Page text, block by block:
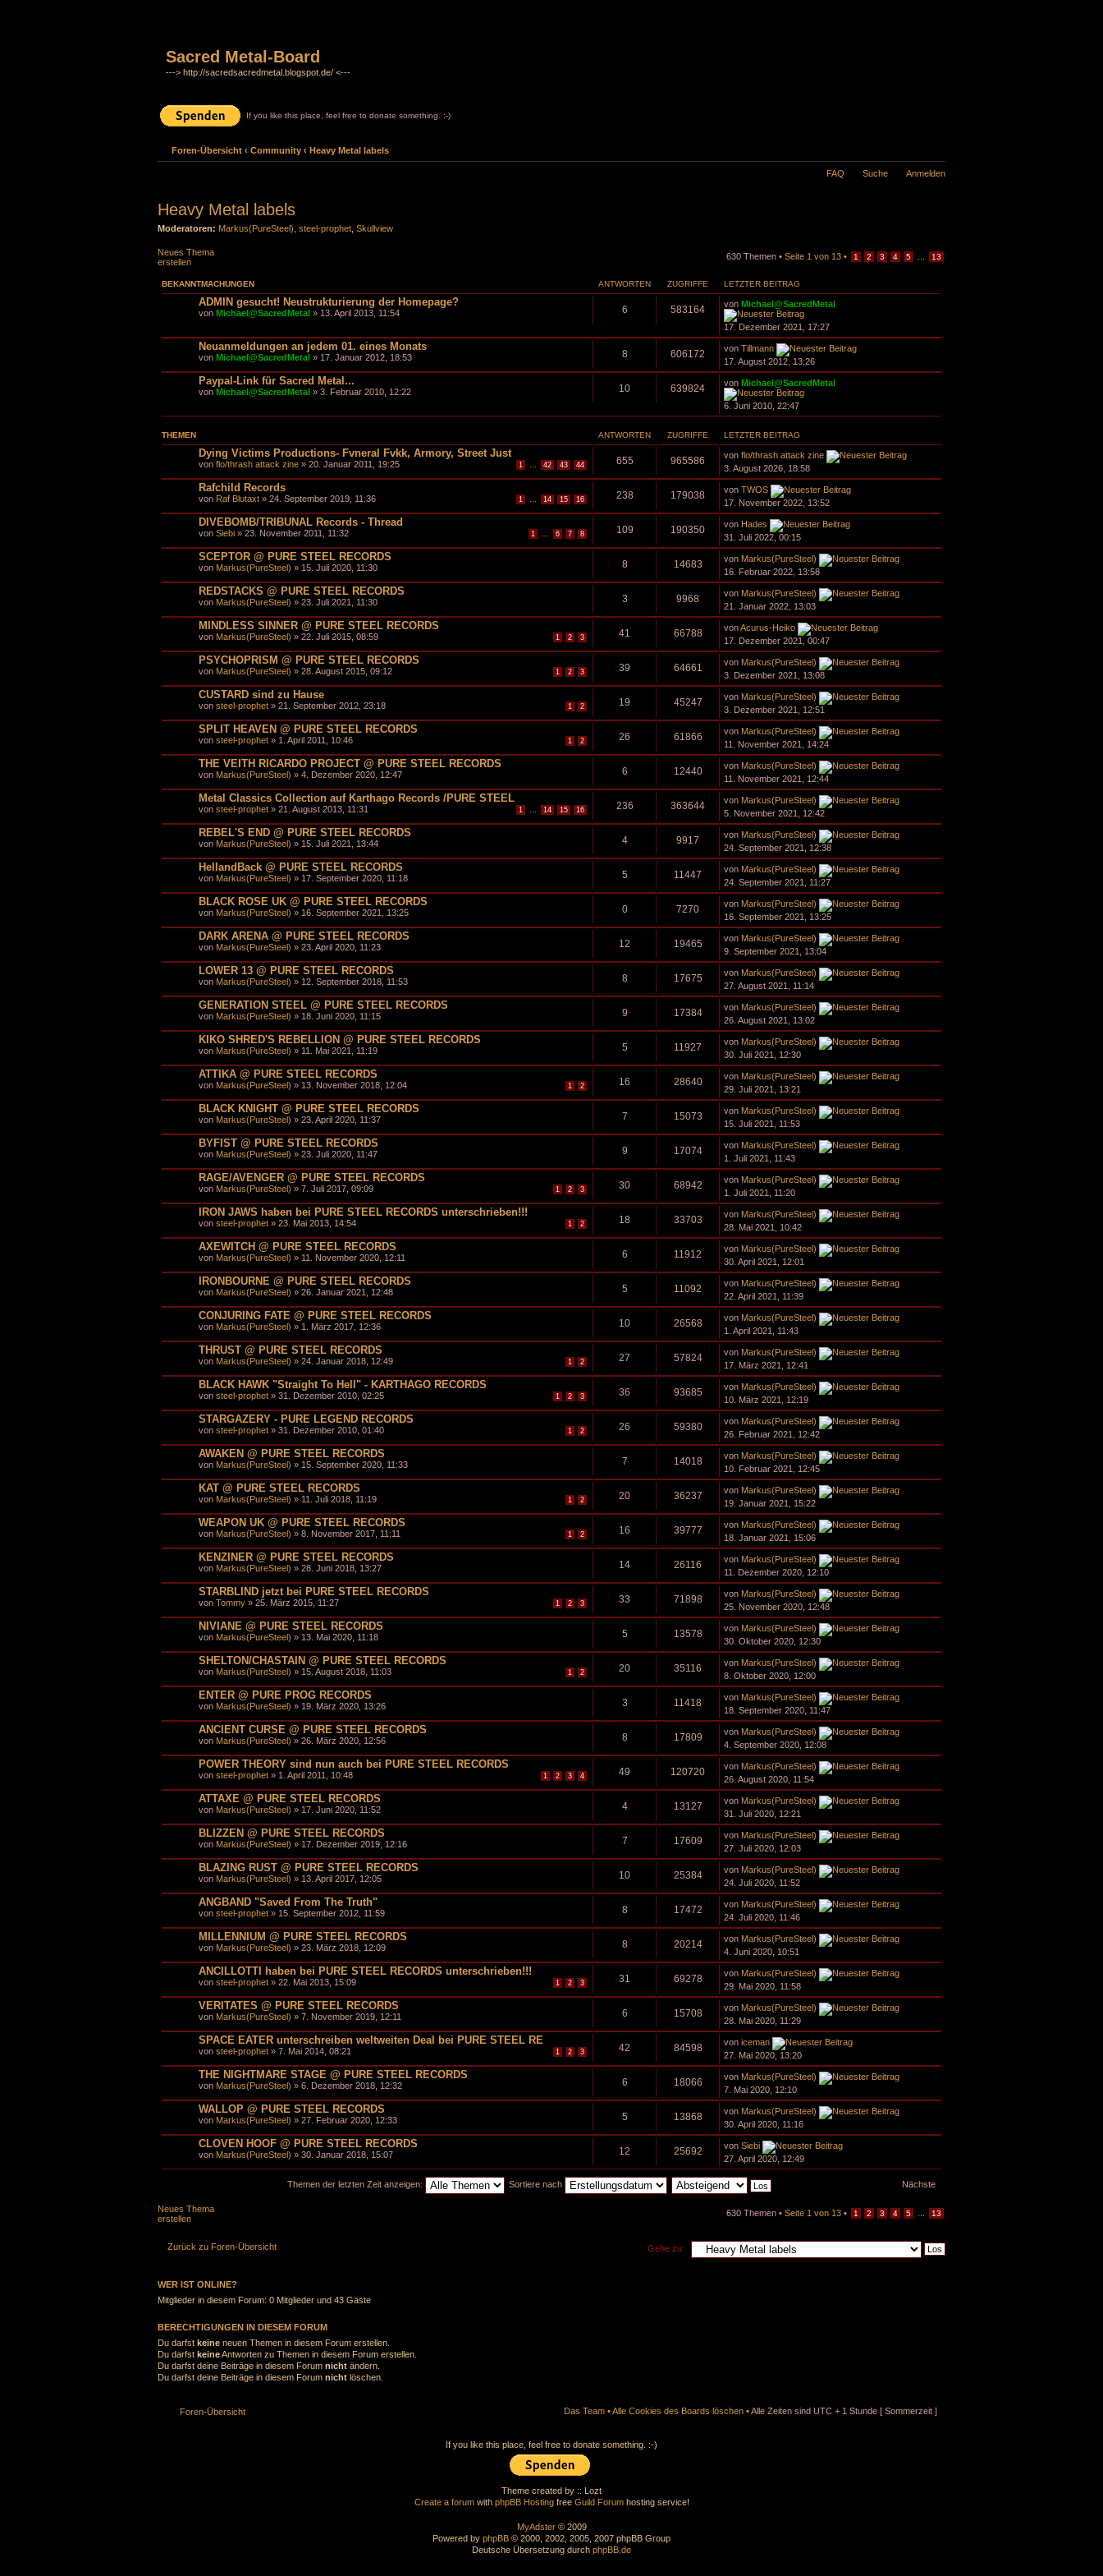
Sacred Metal-Board
---> http://sacredsacredmetal.blogspot.de/ <---
If you like this place, feel free to donate something. :-)
Foren-Übersicht ‹ Community ‹ Heavy Metal labels
FAQ Suche Anmelden
Heavy Metal labels
Moderatoren: Markus(PureSteel) steel-prophet Skullview
Neues Thema
erstellen
630 Themen • Seite 1 von 13 • 1 2 3 4 5 13
BEKANNTMACHUNGEN ANTWORTEN ZUGRIFFE LETZTER BEITRAG
ADMIN gesucht! Neustrukturierung der Homepage?
von Michael@SacredMetal » 13. April 2013, 11:54 6 583164 von Michael@SacredMetal
17. Dezember 2021, 17:27
Neuanmeldungen an jedem 01. eines Monats
von Michael@SacredMetal » 17. Januar 2012, 18:53 8 606172 von Tillmann
17. August 2012, 13:26
Paypal-Link für Sacred Metal...
von Michael@SacredMetal » 3. Februar 2010, 12:22 10 639824 von Michael@SacredMetal
6. Juni 2010, 22:47
THEMEN ANTWORTEN ZUGRIFFE LETZTER BEITRAG
Dying Victims Productions- Fvneral Fvkk, Armory, Street Just
1 42 43 44
von flo/thrash attack zine » 20. Januar 2011, 19:25 655 965586 von flo/thrash attack zine
3. August 2026, 18:58
Rafchild Records
1 14 15 16
von Raf Blutaxt » 24. September 2019, 11:36 238 179038 von TWOS
17. November 2022, 13:52
DIVEBOMB/TRIBUNAL Records - Thread
1 6 7 8
von Siebi » 23. November 2011, 11:32 109 190350 von Hades
31. Juli 2022, 00:15
SCEPTOR @ PURE STEEL RECORDS
von Markus(PureSteel) » 15. Juli 2020, 11:30 8 14683 von Markus(PureSteel)
16. Februar 2022, 13:58
REDSTACKS @ PURE STEEL RECORDS
von Markus(PureSteel) » 23. Juli 2021, 11:30 3 9968 von Markus(PureSteel)
21. Januar 2022, 13:03
MINDLESS SINNER @ PURE STEEL RECORDS
1 2 3
von Markus(PureSteel) » 22. Juli 2015, 08:59 41 66788 vonAcurus-Heiko
17. Dezember 2021, 00:47
PSYCHOPRISM @ PURE STEEL RECORDS
1 2 3
von Markus(PureSteel) » 28. August 2015, 09:12 39 64661 von Markus(PureSteel)
3. Dezember 2021, 13:08
CUSTARD sind zu Hause
1 2
von steel-prophet » 21. September 2012, 23:18 19 45247 von Markus(PureSteel)
3. Dezember 2021, 12:51
SPLIT HEAVEN @ PURE STEEL RECORDS
1 2
von steel-prophet » 1. April 2011, 10:46 26 61866 von Markus(PureSteel)
11. November 2021, 14:24
THE VEITH RICARDO PROJECT @ PURE STEEL RECORDS
von Markus(PureSteel) » 4. Dezember 2020, 12:47 6 12440 von Markus(PureSteel)
11. November 2021, 12:44
Metal Classics Collection auf Karthago Records /PURE STEEL
1 14 15 16
von steel-prophet » 21. August 2013, 11:31 236 363644 von Markus(PureSteel)
5. November 2021, 12:42
REBEL'S END @ PURE STEEL RECORDS
von Markus(PureSteel) » 15. Juli 2021, 13:44 4 9917 von Markus(PureSteel)
24. September 2021, 12:38
HellandBack @ PURE STEEL RECORDS
von Markus(PureSteel) » 17. September 2020, 11:18 5 11447 von Markus(PureSteel)
24. September 2021, 11:27
BLACK ROSE UK @ PURE STEEL RECORDS
von Markus(PureSteel) » 16. September 2021, 13:25 0 7270 von Markus(PureSteel)
16. September 2021, 13:25
DARK ARENA @ PURE STEEL RECORDS
von Markus(PureSteel) » 23. April 2020, 11:23 12 19465 von Markus(PureSteel)
9. September 2021, 13:04
LOWER 13 @ PURE STEEL RECORDS
von Markus(PureSteel) » 12. September 2018, 11:53 8 17675 von Markus(PureSteel)
27. August 2021, 11:14
GENERATION STEEL @ PURE STEEL RECORDS
von Markus(PureSteel) » 18. Juni 2020, 11:15 9 17384 von Markus(PureSteel)
26. August 2021, 13:02
KIKO SHRED'S REBELLION @ PURE STEEL RECORDS
von Markus(PureSteel) » 11. Mai 2021, 11:19 5 11927 von Markus(PureSteel)
30. Juli 2021, 12:30
ATTIKA @ PURE STEEL RECORDS
1 2
von Markus(PureSteel) » 13. November 2018, 12:04 16 28640 von Markus(PureSteel)
29. Juli 2021, 13:21
BLACK KNIGHT @ PURE STEEL RECORDS
von Markus(PureSteel) » 23. April 2020, 11:37 7 15073 von Markus(PureSteel)
15. Juli 2021, 11:53
BYFIST @ PURE STEEL RECORDS
von Markus(PureSteel) » 23. Juli 2020, 11:47 9 17074 von Markus(PureSteel)
1. Juli 2021, 11:43
RAGE/AVENGER @ PURE STEEL RECORDS
1 2 3
von Markus(PureSteel) » 7. Juli 2017, 09:09 30 68942 von Markus(PureSteel)
1. Juli 2021, 11:20
IRON JAWS haben bei PURE STEEL RECORDS unterschrieben!!!
1 2
von steel-prophet » 23. Mai 2013, 14:54 18 33703 von Markus(PureSteel)
28. Mai 2021, 10:42
AXEWITCH @ PURE STEEL RECORDS
von Markus(PureSteel) » 11. November 2020, 12:11 6 11912 von Markus(PureSteel)
30. April 2021, 12:01
IRONBOURNE @ PURE STEEL RECORDS
von Markus(PureSteel) » 26. Januar 2021, 12:48 5 11092 von Markus(PureSteel)
22. April 2021, 11:39
CONJURING FATE @ PURE STEEL RECORDS
von Markus(PureSteel) » 1. März 2017, 12:36 10 26568 von Markus(PureSteel)
1. April 2021, 11:43
THRUST @ PURE STEEL RECORDS
1 2
von Markus(PureSteel) » 24. Januar 2018, 12:49 27 57824 von Markus(PureSteel)
17. März 2021, 12:41
BLACK HAWK "Straight To Hell" - KARTHAGO RECORDS
1 2 3
von steel-prophet » 31. Dezember 2010, 02:25 36 93685 von Markus(PureSteel)
10. März 2021, 12:19
STARGAZERY - PURE LEGEND RECORDS
1 2
von steel-prophet » 31. Dezember 2010, 01:40 26 59380 von Markus(PureSteel)
26. Februar 2021, 12:42
AWAKEN @ PURE STEEL RECORDS
von Markus(PureSteel) » 15. September 2020, 11:33 7 14018 von Markus(PureSteel)
10. Februar 2021, 12:45
KAT @ PURE STEEL RECORDS
1 2
von Markus(PureSteel) » 11. Juli 2018, 11:19 20 36237 von Markus(PureSteel)
19. Januar 2021, 15:22
WEAPON UK @ PURE STEEL RECORDS
1 2
von Markus(PureSteel) » 8. November 2017, 11:11 16 39777 von Markus(PureSteel)
18. Januar 2021, 15:06
KENZINER @ PURE STEEL RECORDS
von Markus(PureSteel) » 28. Juni 2018, 13:27 14 26116 von Markus(PureSteel)
11. Dezember 2020, 12:10
STARBLIND jetzt bei PURE STEEL RECORDS
1 2 3
von Tommy » 25. März 2015, 11:27 33 71898 von Markus(PureSteel)
25. November 2020, 12:48
NIVIANE @ PURE STEEL RECORDS
von Markus(PureSteel) » 13. Mai 2020, 11:18 5 13578 von Markus(PureSteel)
30. Oktober 2020, 12:30
SHELTON/CHASTAIN @ PURE STEEL RECORDS
1 2
von Markus(PureSteel) » 15. August 2018, 11:03 20 35116 von Markus(PureSteel)
8. Oktober 2020, 12:00
ENTER @ PURE PROG RECORDS
von Markus(PureSteel) » 19. März 2020, 13:26 3 11418 von Markus(PureSteel)
18. September 2020, 11:47
ANCIENT CURSE @ PURE STEEL RECORDS
von Markus(PureSteel) » 26. März 2020, 12:56 8 17809 von Markus(PureSteel)
4. September 2020, 12:08
POWER THEORY sind nun auch bei PURE STEEL RECORDS
1 2 3 4
von steel-prophet » 1. April 2011, 10:48 49 120720 von Markus(PureSteel)
26. August 2020, 11:54
ATTAXE @ PURE STEEL RECORDS
von Markus(PureSteel) » 17. Juni 2020, 11:52 4 13127 von Markus(PureSteel)
31. Juli 2020, 12:21
BLIZZEN @ PURE STEEL RECORDS
von Markus(PureSteel) » 17. Dezember 2019, 12:16 7 17609 von Markus(PureSteel)
27. Juli 2020, 12:03
BLAZING RUST @ PURE STEEL RECORDS
von Markus(PureSteel) » 13. April 2017, 12:05 10 25384 von Markus(PureSteel)
24. Juli 2020, 11:52
ANGBAND "Saved From The Truth"
von steel-prophet » 15. September 2012, 11:59 8 17472 von Markus(PureSteel)
24. Juli 2020, 11:46
MILLENNIUM @ PURE STEEL RECORDS
von Markus(PureSteel) » 23. März 2018, 12:09 8 20214 von Markus(PureSteel)
4. Juni 2020, 10:51
ANCILLOTTI haben bei PURE STEEL RECORDS unterschrieben!!!
1 2 3
von steel-prophet » 22. Mai 2013, 15:09 31 69278 von Markus(PureSteel)
29. Mai 2020, 11:58
VERITATES @ PURE STEEL RECORDS
von Markus(PureSteel) » 7. November 2019, 12:11 6 15708 von Markus(PureSteel)
28. Mai 2020, 11:29
SPACE EATER unterschreiben weltweiten Deal bei PURE STEEL RE
1 2 3
von steel-prophet » 7. Mai 2014, 08:21 42 84598 von iceman
27. Mai 2020, 13:20
THE NIGHTMARE STAGE @ PURE STEEL RECORDS
von Markus(PureSteel) » 6. Dezember 2018, 12:32 6 18066 von Markus(PureSteel)
7. Mai 2020, 12:10
WALLOP @ PURE STEEL RECORDS
von Markus(PureSteel) » 27. Februar 2020, 12:33 5 13868 von Markus(PureSteel)
30. April 2020, 11:16
CLOVEN HOOF @ PURE STEEL RECORDS
von Markus(PureSteel) » 30. Januar 2018, 15:07 12 25692 von Siebi
27. April 2020, 12:49
Nächste
Themen der letzten Zeit anzeigen: Sortiere nach
Neues Thema
erstellen
630 Themen • Seite 1 von 13 • 1 2 3 4 5 13
Zurück zu Foren-Übersicht Gehe zu:
WER IST ONLINE?
Mitglieder in diesem Forum: 0 Mitglieder und 43 Gäste
BERECHTIGUNGEN IN DIESEM FORUM
Du darfst keine neuen Themen in diesem Forum erstellen.
Du darfst keineAntworten zu Themen in diesem Forum erstellen.
Du darfst deine Beiträge in diesem Forum nicht ändern.
Du darfst deine Beiträge in diesem Forum nicht löschen.
Foren-Übersicht Das Team •Alle Cookies des Boards löschen • Alle Zeiten sind UTC + 1 Stunde [ Sommerzeit ]
If you like this place, feel free to donate something. :-)
Theme created by :: Lozt
Create a forumwith phpBB Hostingfree Guild Forumhosting service!
MyAdster© 2009
Powered by phpBB © 2000, 2002, 2005, 2007 phpBB Group
Deutsche Übersetzung durch phpBB.de